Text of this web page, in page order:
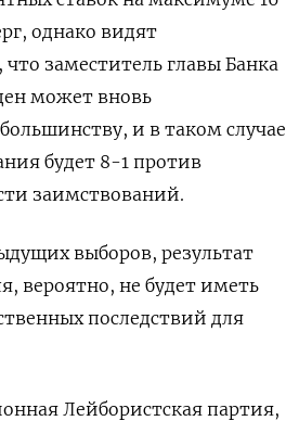
однако видят
заместитель главы Банка
может вновь
и в таком случае
будет 8-1 против
заимствований.
выборов, результат
вероятно, не будет иметь
последствий для
Лейбористская партия,